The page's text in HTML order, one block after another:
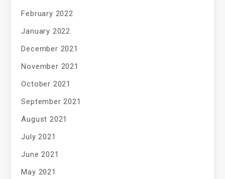
February 2022
January 2022
December 2021
November 2021
October 2021
September 2021
August 2021
July 2021
June 2021
May 2021